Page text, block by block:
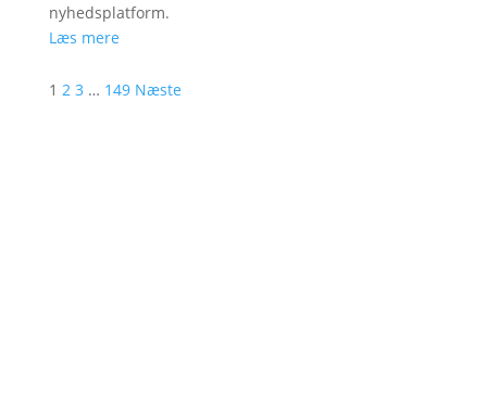
nyhedsplatform.
Læs mere
1 2 3 … 149 Næste